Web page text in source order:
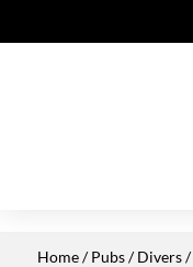
Home/Pubs / Divers/